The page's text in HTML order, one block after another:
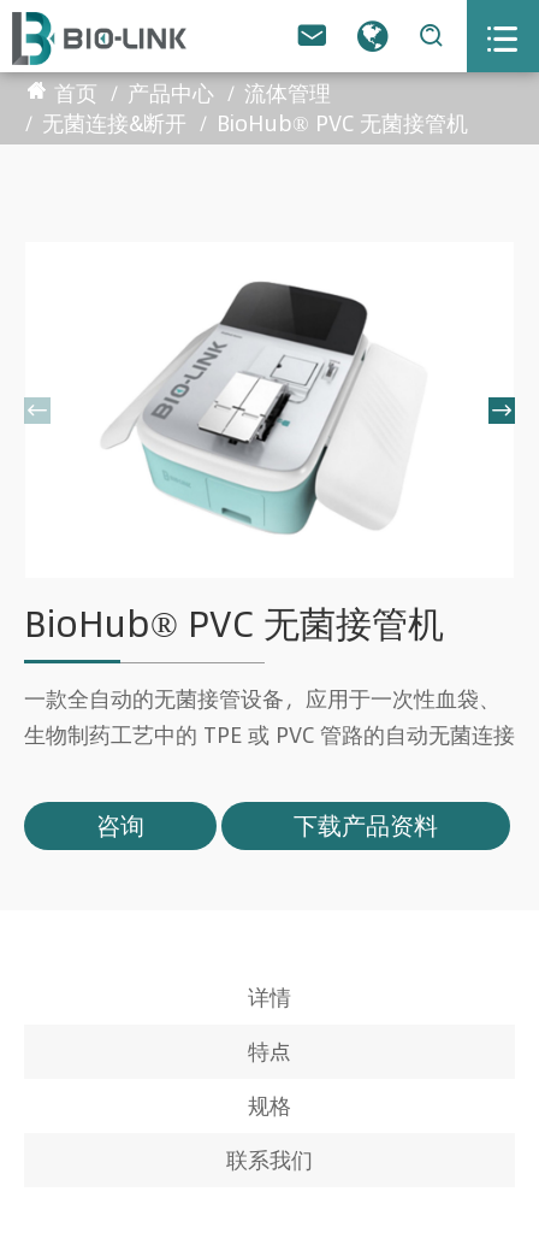
  
首页 产品中心
流体管理
无菌连接&断开
BioHub® PVC 无菌接管机
 
BioHub® PVC 无菌接管机
一款全自动的无菌接管设备，应用于一次性血袋、
生物制药工艺中的 TPE 或 PVC 管路的自动无菌连接
咨询 下载产品资料
详情
特点
规格
联系我们